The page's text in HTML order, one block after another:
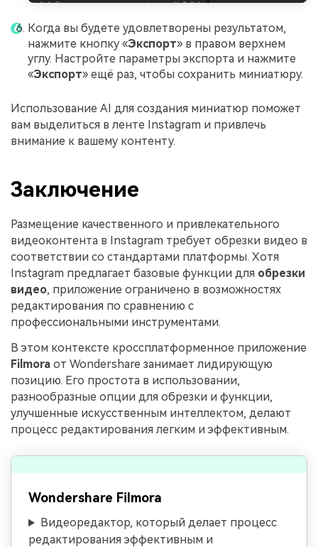
Когда вы будете удовлетворены результатом,
нажмите кнопку «Экспорт» в правом верхнем
углу. Настройте параметры экспорта и нажмите
«Экспорт» ещё раз, чтобы сохранить миниатюру.
Использование AI для создания миниатюр поможет
вам выделиться в ленте Instagram и привлечь
внимание к вашему контенту.
Заключение
Размещение качественного и привлекательного
видеоконтента в Instagram требует обрезки видео в
соответствии со стандартами платформы. Хотя
Instagram предлагает базовые функции для обрезки
видео, приложение ограничено в возможностях
редактирования по сравнению с
профессиональными инструментами.
В этом контексте кроссплатформенное приложение
Filmora от Wondershare занимает лидирующую
позицию. Его простота в использовании,
разнообразные опции для обрезки и функции,
улучшенные искусственным интеллектом, делают
процесс редактирования легким и эффективным.
Wondershare Filmora
Видеоредактор, который делает процесс
редактирования эффективным и